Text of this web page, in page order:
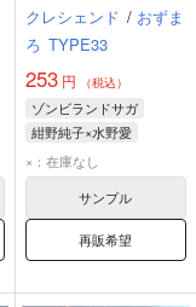
クレシェンド / おずま
ろ TYPE33
253円 （税込）
ゾンビランドサガ
紺野純子×水野愛
紺野純子
×：在庫なし
サンプル
再販希望